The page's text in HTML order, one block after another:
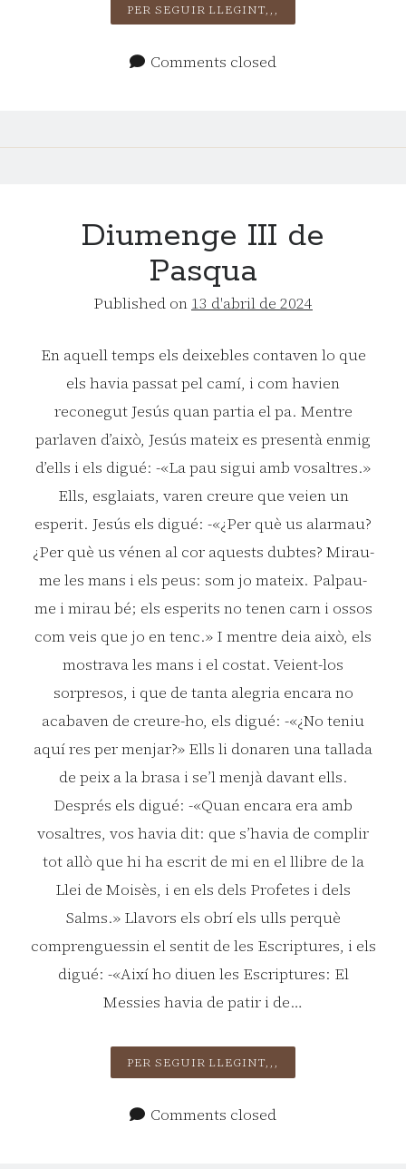
PER SEGUIR LLEGINT,,,
DIUMENGE
Comments closed
Diumenge III de
Pasqua
Published on 13 d'abril de 2024
En aquell temps els deixebles contaven lo que
els havia passat pel camí, i com havien
reconegut Jesús quan partia el pa. Mentre
parlaven d’això, Jesús mateix es presentà enmig
d’ells i els digué: -«La pau sigui amb vosaltres.»
Ells, esglaiats, varen creure que veien un
esperit. Jesús els digué: -«¿Per què us alarmau?
¿Per què us vénen al cor aquests dubtes? Mirau-
me les mans i els peus: som jo mateix. Palpau-
me i mirau bé; els esperits no tenen carn i ossos
com veis que jo en tenc.» I mentre deia això, els
mostrava les mans i el costat. Veient-los
sorpresos, i que de tanta alegria encara no
acabaven de creure-ho, els digué: -«¿No teniu
aquí res per menjar?» Ells li donaren una tallada
de peix a la brasa i se’l menjà davant ells.
Després els digué: -«Quan encara era amb
vosaltres, vos havia dit: que s’havia de complir
tot allò que hi ha escrit de mi en el llibre de la
Llei de Moisès, i en els dels Profetes i dels
Salms.» Llavors els obrí els ulls perquè
comprenguessin el sentit de les Escriptures, i els
digué: -«Així ho diuen les Escriptures: El
Messies havia de patir i de…
PER SEGUIR LLEGINT,,,
III
Comments closed